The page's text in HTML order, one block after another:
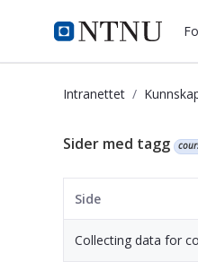
i.ntnu.no
Intranettet
Kunnskapsbasen
Sider med tagg
Side
Collecting data for